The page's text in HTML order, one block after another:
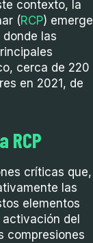
contexto, la
(RCP) emerge
las
cerca de 220
en 2021, de
RCP
críticas que,
las
elementos
del
compresiones